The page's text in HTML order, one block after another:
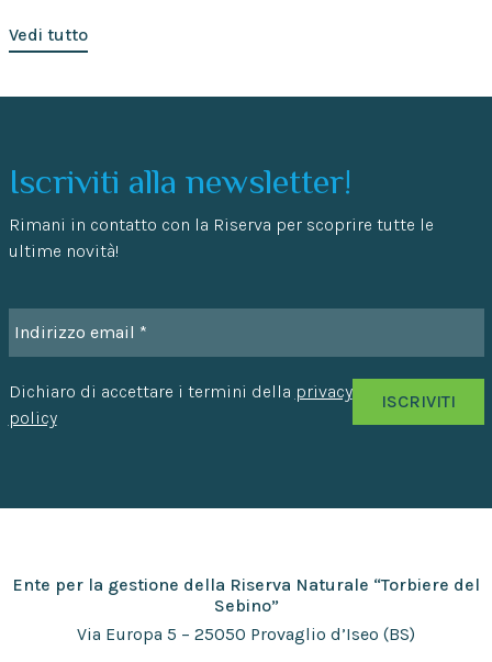
Vedi tutto
Iscriviti alla newsletter!
Rimani in contatto con la Riserva per scoprire tutte le
ultime novità!
Dichiaro di accettare i termini della privacy
policy
Ente per la gestione della Riserva Naturale “Torbiere del
Sebino”
Via Europa 5 – 25050 Provaglio d’Iseo (BS)